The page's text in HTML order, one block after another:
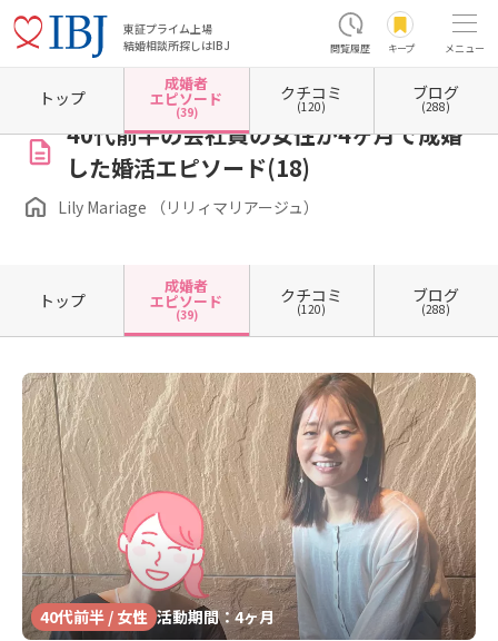
東証プライム上場
結婚相談所探しはIBJ
閲覧履歴 キープ メニュー
ホーム 宮城県の結婚相談所 宮城県仙台市 Lily Mariage （リリィマリアージュ）
40代前半の会社員の女性が4ヶ月で成婚
した婚活エピソード(18)
Lily Mariage （リリィマリアージュ）
トップ
成婚者
エピソード
(39)
クチコミ
(120)
ブログ
(288)
トップ
成婚者
エピソード
(39)
クチコミ
(120)
ブログ
(288)
40代前半 / 女性 活動期間：4ヶ月